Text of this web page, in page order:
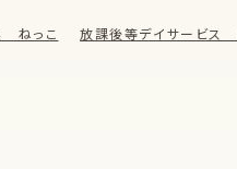
ねっこ
放課後等デイサービス